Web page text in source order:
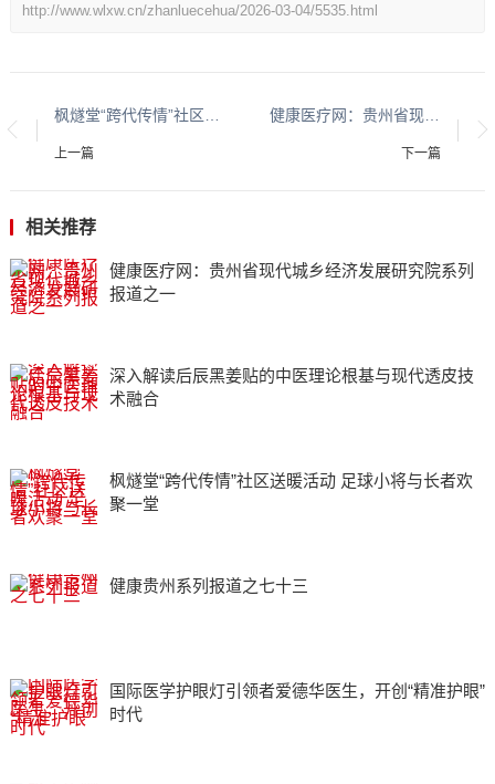
http://www.wlxw.cn/zhanluecehua/2026-03-04/5535.html
上一篇
健康医疗网：贵州省现代城乡经济发展研究院系列报道之一
下一篇
相关推荐
健康医疗网：贵州省现代城乡经济发展研究院系列
报道之一
深入解读后辰黑姜贴的中医理论根基与现代透皮技
术融合
枫燧堂“跨代传情”社区送暖活动 足球小将与长者欢
聚一堂
健康贵州系列报道之七十三
国际医学护眼灯引领者爱德华医生，开创“精准护眼”
时代